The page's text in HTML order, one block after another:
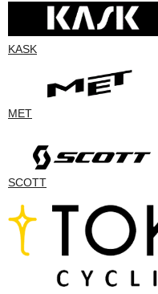
KASK
MET
SCOTT